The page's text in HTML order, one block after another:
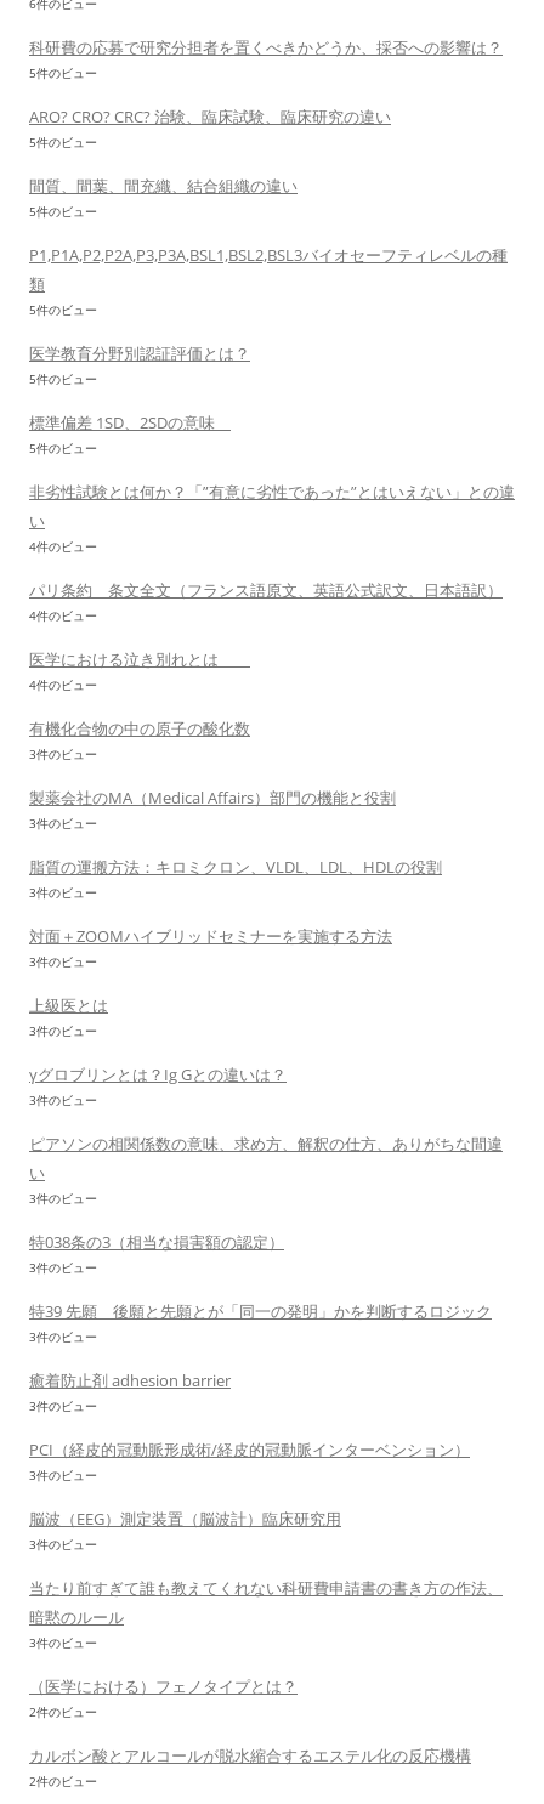
6件のビュー
科研費の応募で研究分担者を置くべきかどうか、採否への影響は？
5件のビュー
ARO? CRO? CRC? 治験、臨床試験、臨床研究の違い
5件のビュー
間質、間葉、間充織、結合組織の違い
5件のビュー
P1,P1A,P2,P2A,P3,P3A,BSL1,BSL2,BSL3バイオセーフティレベルの種
類
5件のビュー
医学教育分野別認証評価とは？
5件のビュー
標準偏差 1SD、2SDの意味
5件のビュー
非劣性試験とは何か？「”有意に劣性であった”とはいえない」との違
い
4件のビュー
パリ条約 条文全文（フランス語原文、英語公式訳文、日本語訳）
4件のビュー
医学における泣き別れとは
4件のビュー
有機化合物の中の原子の酸化数
3件のビュー
製薬会社のMA（Medical Affairs）部門の機能と役割
3件のビュー
脂質の運搬方法：キロミクロン、VLDL、LDL、HDLの役割
3件のビュー
対面＋ZOOMハイブリッドセミナーを実施する方法
3件のビュー
上級医とは
3件のビュー
γグロブリンとは？Ig Gとの違いは？
3件のビュー
ピアソンの相関係数の意味、求め方、解釈の仕方、ありがちな間違
い
3件のビュー
特038条の3（相当な損害額の認定）
3件のビュー
特39 先願 後願と先願とが「同一の発明」かを判断するロジック
3件のビュー
癒着防止剤 adhesion barrier
3件のビュー
PCI（経皮的冠動脈形成術/経皮的冠動脈インターベンション）
3件のビュー
脳波（EEG）測定装置（脳波計）臨床研究用
3件のビュー
当たり前すぎて誰も教えてくれない科研費申請書の書き方の作法、
暗黙のルール
3件のビュー
（医学における）フェノタイプとは？
2件のビュー
カルボン酸とアルコールが脱水縮合するエステル化の反応機構
2件のビュー